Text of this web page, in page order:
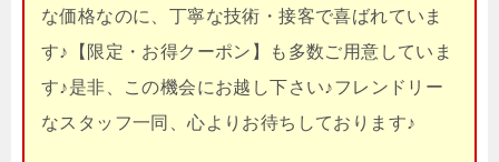
な価格なのに、丁寧な技術・接客で喜ばれていま
す♪【限定・お得クーポン】も多数ご用意していま
す♪是非、この機会にお越し下さい♪フレンドリー
なスタッフ一同、心よりお待ちしております♪